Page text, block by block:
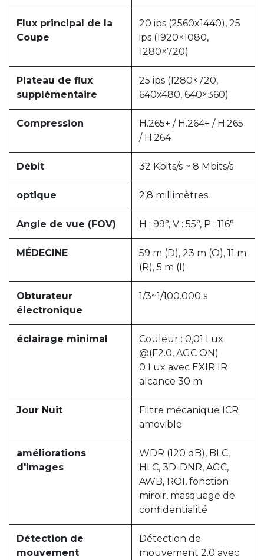
Flux principal de la
Coupe
20 ips (2560x1440), 25
ips (1920×1080,
1280×720)
Plateau de flux
supplémentaire
25 ips (1280×720,
640x480, 640×360)
Compression
H.265+ / H.264+ / H.265
/ H.264
Débit 32 Kbits/s ~ 8 Mbits/s
optique 2,8 millimètres
Angle de vue (FOV) H : 99°, V : 55°, P : 116°
MÉDECINE
59 m (D), 23 m (O), 11 m
(R), 5 m (I)
Obturateur
électronique
1/3~1/100.000 s
éclairage minimal
Couleur : 0,01 Lux
@(F2.0, AGC ON)
0 Lux avec EXIR IR
alcance 30 m
Jour Nuit
Filtre mécanique ICR
amovible
améliorations
d'images
WDR (120 dB), BLC,
HLC, 3D-DNR, AGC,
AWB, ROI, fonction
miroir, masquage de
confidentialité
Détection de
mouvement
Détection de
mouvement 2.0 avec